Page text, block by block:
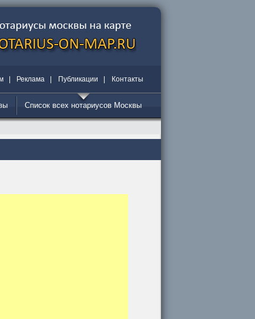
| Реклама Публикации Контакты
Список всех нотариусов Москвы